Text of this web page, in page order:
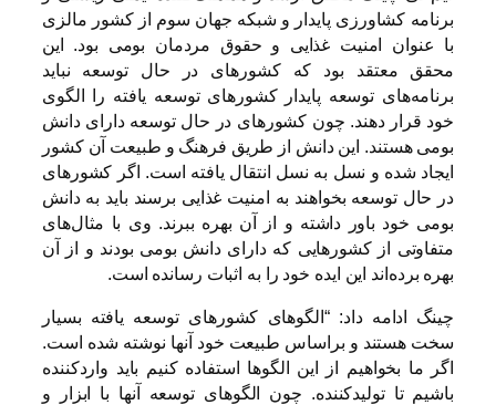
برنامه کشاورزی پایدار و شبکه جهان سوم از کشور مالزی
با عنوان امنیت غذایی و حقوق مردمان بومی بود. این
محقق معتقد بود که کشورهای در حال توسعه نباید
برنامه‌های توسعه پایدار کشورهای توسعه یافته را الگوی
خود قرار دهند. چون کشورهای در حال توسعه دارای دانش
بومی هستند. این دانش از طریق فرهنگ و طبیعت آن کشور
ایجاد شده و نسل به نسل انتقال یافته است. اگر کشورهای
در حال توسعه بخواهند به امنیت غذایی برسند باید به دانش
بومی خود باور داشته و از آن بهره ببرند. وی با مثال‌های
متفاوتی از کشورهایی که دارای دانش بومی بودند و از آن
بهره برده‌اند این ایده خود را به اثبات رسانده است.
چینگ ادامه داد: “الگوهای کشورهای توسعه یافته بسیار
سخت هستند و براساس طبیعت خود آنها نوشته شده است.
اگر ما بخواهیم از این الگوها استفاده کنیم باید واردکننده
باشیم تا تولیدکننده. چون الگوهای توسعه آنها با ابزار و